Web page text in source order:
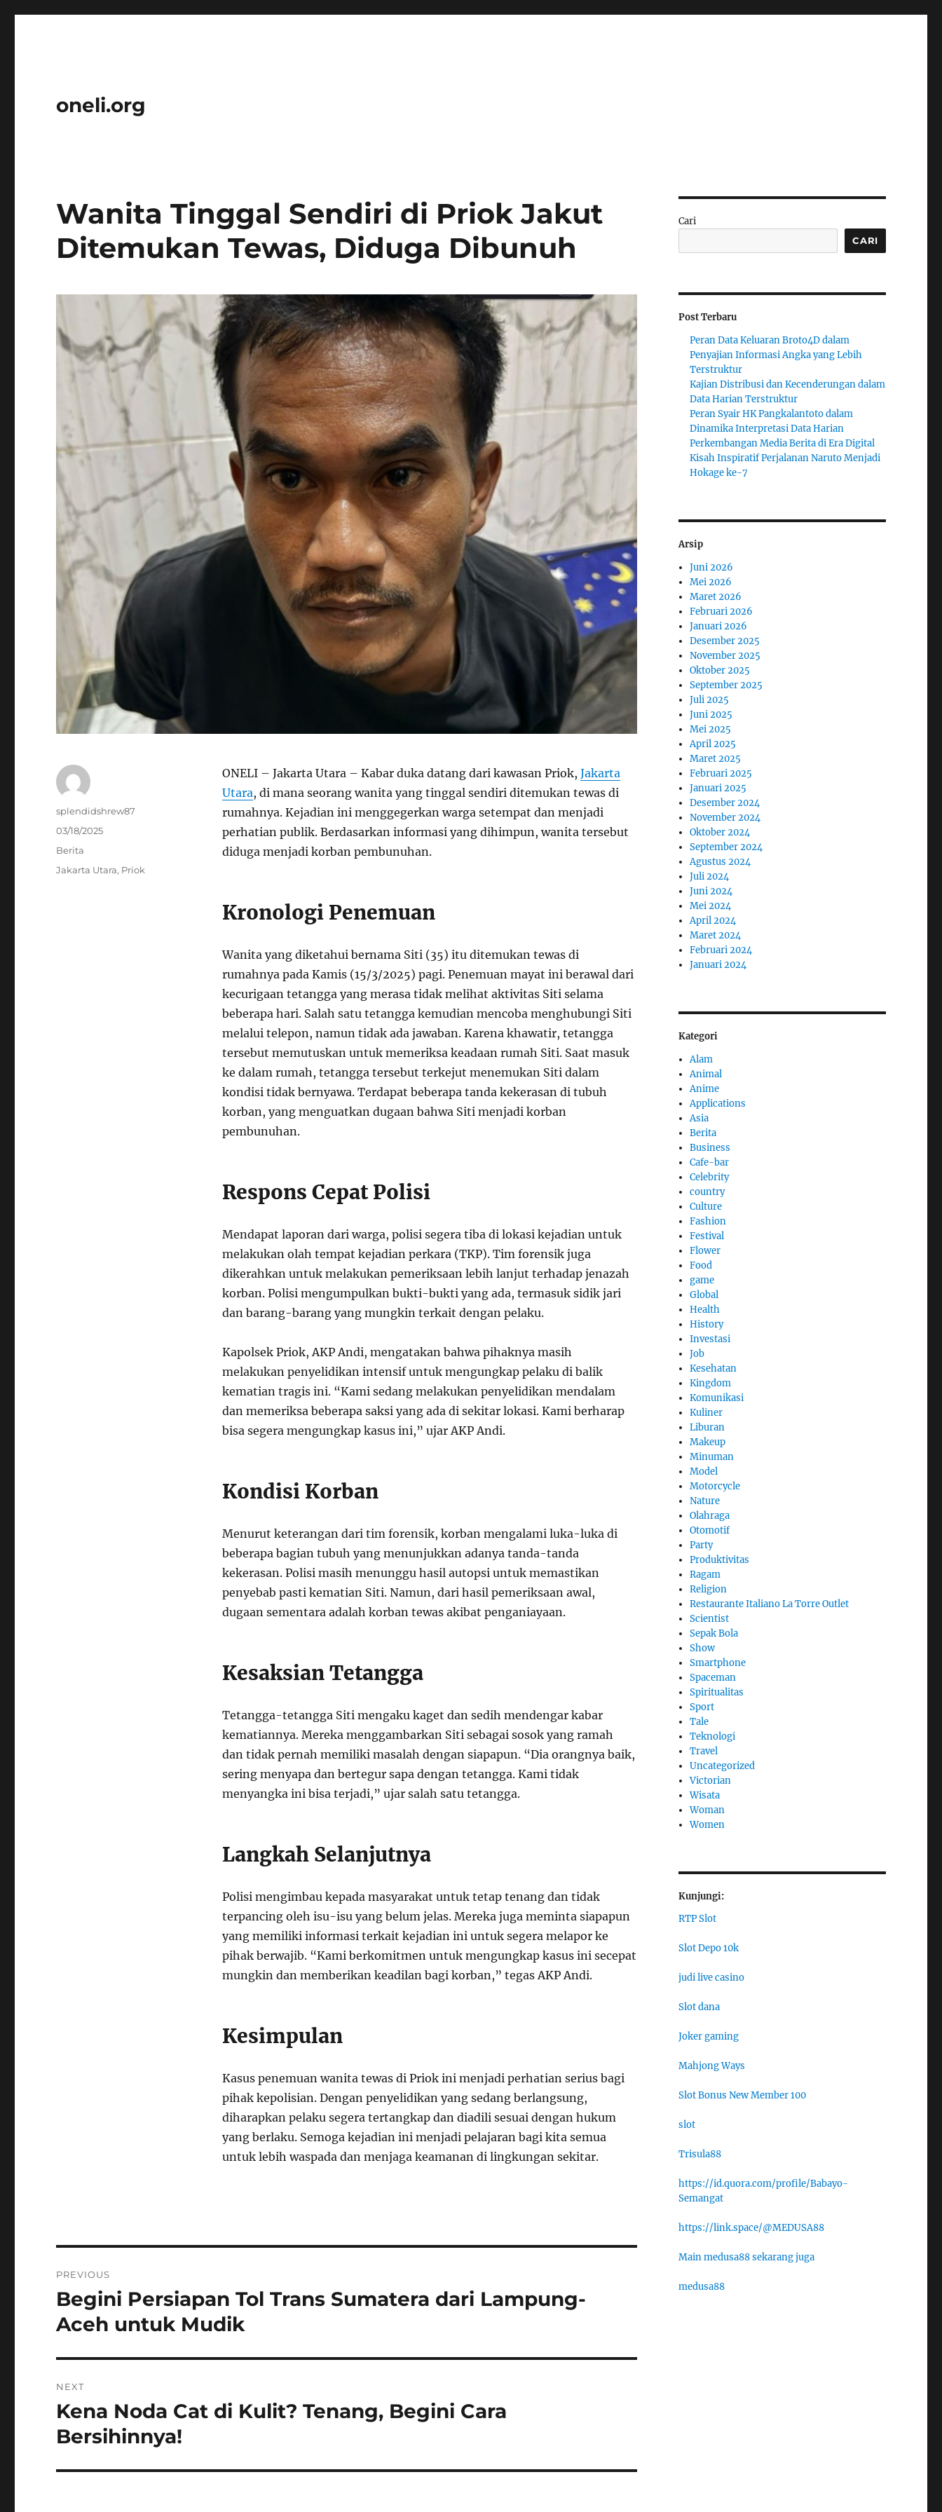
oneli.org
Wanita Tinggal Sendiri di Priok Jakut
Ditemukan Tewas, Diduga Dibunuh
ONELI – Jakarta Utara – Kabar duka datang dari kawasan Priok, Jakarta
Utara, di mana seorang wanita yang tinggal sendiri ditemukan tewas di
rumahnya. Kejadian ini menggegerkan warga setempat dan menjadi
perhatian publik. Berdasarkan informasi yang dihimpun, wanita tersebut
diduga menjadi korban pembunuhan.
Kronologi Penemuan
Wanita yang diketahui bernama Siti (35) itu ditemukan tewas di
rumahnya pada Kamis (15/3/2025) pagi. Penemuan mayat ini berawal dari
kecurigaan tetangga yang merasa tidak melihat aktivitas Siti selama
beberapa hari. Salah satu tetangga kemudian mencoba menghubungi Siti
melalui telepon, namun tidak ada jawaban. Karena khawatir, tetangga
tersebut memutuskan untuk memeriksa keadaan rumah Siti. Saat masuk
ke dalam rumah, tetangga tersebut terkejut menemukan Siti dalam
kondisi tidak bernyawa. Terdapat beberapa tanda kekerasan di tubuh
korban, yang menguatkan dugaan bahwa Siti menjadi korban
pembunuhan.
Respons Cepat Polisi
Mendapat laporan dari warga, polisi segera tiba di lokasi kejadian untuk
melakukan olah tempat kejadian perkara (TKP). Tim forensik juga
dikerahkan untuk melakukan pemeriksaan lebih lanjut terhadap jenazah
korban. Polisi mengumpulkan bukti-bukti yang ada, termasuk sidik jari
dan barang-barang yang mungkin terkait dengan pelaku.
Kapolsek Priok, AKP Andi, mengatakan bahwa pihaknya masih
melakukan penyelidikan intensif untuk mengungkap pelaku di balik
kematian tragis ini. “Kami sedang melakukan penyelidikan mendalam
dan memeriksa beberapa saksi yang ada di sekitar lokasi. Kami berharap
bisa segera mengungkap kasus ini,” ujar AKP Andi.
Kondisi Korban
Menurut keterangan dari tim forensik, korban mengalami luka-luka di
beberapa bagian tubuh yang menunjukkan adanya tanda-tanda
kekerasan. Polisi masih menunggu hasil autopsi untuk memastikan
penyebab pasti kematian Siti. Namun, dari hasil pemeriksaan awal,
dugaan sementara adalah korban tewas akibat penganiayaan.
Kesaksian Tetangga
Tetangga-tetangga Siti mengaku kaget dan sedih mendengar kabar
kematiannya. Mereka menggambarkan Siti sebagai sosok yang ramah
dan tidak pernah memiliki masalah dengan siapapun. “Dia orangnya baik,
sering menyapa dan bertegur sapa dengan tetangga. Kami tidak
menyangka ini bisa terjadi,” ujar salah satu tetangga.
Langkah Selanjutnya
Polisi mengimbau kepada masyarakat untuk tetap tenang dan tidak
terpancing oleh isu-isu yang belum jelas. Mereka juga meminta siapapun
yang memiliki informasi terkait kejadian ini untuk segera melapor ke
pihak berwajib. “Kami berkomitmen untuk mengungkap kasus ini secepat
mungkin dan memberikan keadilan bagi korban,” tegas AKP Andi.
Kesimpulan
Kasus penemuan wanita tewas di Priok ini menjadi perhatian serius bagi
pihak kepolisian. Dengan penyelidikan yang sedang berlangsung,
diharapkan pelaku segera tertangkap dan diadili sesuai dengan hukum
yang berlaku. Semoga kejadian ini menjadi pelajaran bagi kita semua
untuk lebih waspada dan menjaga keamanan di lingkungan sekitar.
Author
splendidshrew87
Posted
03/18/2025
Categories
Berita
Tags
Jakarta Utara, Priok
pos
PREVIOUS
Previous
post:
Begini Persiapan Tol Trans Sumatera dari Lampung-
Aceh untuk Mudik
NEXT
Next
post:
Kena Noda Cat di Kulit? Tenang, Begini Cara
Bersihinnya!
Cari
CARI
Post Terbaru
Peran Data Keluaran Broto4D dalam
Penyajian Informasi Angka yang Lebih
Terstruktur
Kajian Distribusi dan Kecenderungan dalam
Data Harian Terstruktur
Peran Syair HK Pangkalantoto dalam
Dinamika Interpretasi Data Harian
Perkembangan Media Berita di Era Digital
Kisah Inspiratif Perjalanan Naruto Menjadi
Hokage ke-7
Arsip
Juni 2026
Mei 2026
Maret 2026
Februari 2026
Januari 2026
Desember 2025
November 2025
Oktober 2025
September 2025
Juli 2025
Juni 2025
Mei 2025
April 2025
Maret 2025
Februari 2025
Januari 2025
Desember 2024
November 2024
Oktober 2024
September 2024
Agustus 2024
Juli 2024
Juni 2024
Mei 2024
April 2024
Maret 2024
Februari 2024
Januari 2024
Kategori
Alam
Animal
Anime
Applications
Asia
Berita
Business
Cafe-bar
Celebrity
country
Culture
Fashion
Festival
Flower
Food
game
Global
Health
History
Investasi
Job
Kesehatan
Kingdom
Komunikasi
Kuliner
Liburan
Makeup
Minuman
Model
Motorcycle
Nature
Olahraga
Otomotif
Party
Produktivitas
Ragam
Religion
Restaurante Italiano La Torre Outlet
Scientist
Sepak Bola
Show
Smartphone
Spaceman
Spiritualitas
Sport
Tale
Teknologi
Travel
Uncategorized
Victorian
Wisata
Woman
Women
Kunjungi:
RTP Slot
Slot Depo 10k
judi live casino
Slot dana
Joker gaming
Mahjong Ways
Slot Bonus New Member 100
slot
Trisula88
https://id.quora.com/profile/Babayo-
Semangat
https://link.space/@MEDUSA88
Main medusa88 sekarang juga
medusa88